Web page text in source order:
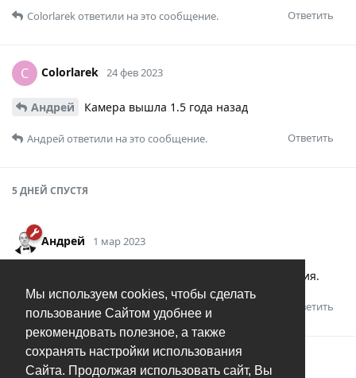
Мы используем cookies, чтобы сделать
пользование Сайтом удобнее и
рекомендовать полезное, а также
сохранять настройки использования
Сайта. Продолжая использовать сайт, Вы
Ответить
Colorlarekответили на это сообщение.
C Colorlarek 24 фев 2023
Андрей Камера вышла 1.5 года назад
Ответить
Андрейответили на это сообщение.
5 ДНЕЙ СПУСТЯ
Андрей 1 мар 2023
в 1.3.2 всё работает, ждите обновления.
Ответить
Андрейдобавил(а) тег.